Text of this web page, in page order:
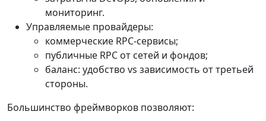
мониторинг.
Управляемые провайдеры:
коммерческие RPC-сервисы;
публичные RPC от сетей и фондов;
баланс: удобство vs зависимость от третьей
стороны.
Большинство фреймворков позволяют: